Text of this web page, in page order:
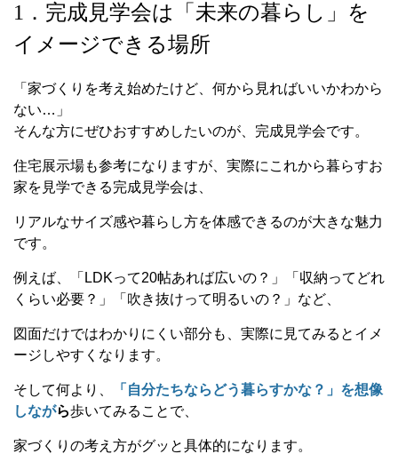
1．完成見学会は「未来の暮らし」を
イメージできる場所
「家づくりを考え始めたけど、何から見ればいいかわから
ない…」
そんな方にぜひおすすめしたいのが、完成見学会です。
住宅展示場も参考になりますが、実際にこれから暮らすお
家を見学できる完成見学会は、
リアルなサイズ感や暮らし方を体感できるのが大きな魅力
です。
例えば、「LDKって20帖あれば広いの？」「収納ってどれ
くらい必要？」「吹き抜けって明るいの？」など、
図面だけではわかりにくい部分も、実際に見てみるとイメ
ージしやすくなります。
そして何より、
「自分たちならどう暮らすかな？」を想像
しながら歩いてみることで、
家づくりの考え方がグッと具体的になります。